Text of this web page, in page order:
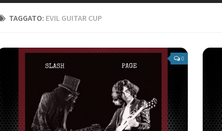
TAGGATO: EVIL GUITAR CUP
0